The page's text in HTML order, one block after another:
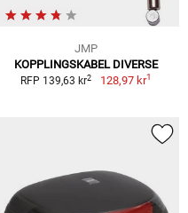
JMP
KOPPLINGSKABEL DIVERSE
RFP 139,63 kr2 128,97 kr1